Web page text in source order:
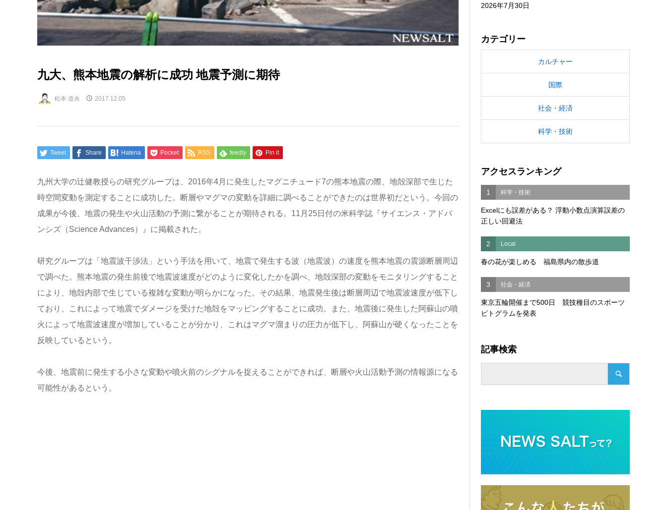
九大、熊本地震の解析に成功 地震予測に期待
松本 道央 2017.12.05
Tweet Share Hatena Pocket RSS feedly Pin it
九州大学の辻健教授らの研究グループは、2016年4月に発生したマグニチュード7の熊本地震の際、地殻深部で生じた
時空間変動を測定することに成功した。断層やマグマの変動を詳細に調べることができたのは世界初だという。今回の
成果が今後、地震の発生や火山活動の予測に繋がることが期待される。11月25日付の米科学誌『サイエンス・アドバ
ンシズ（Science Advances）』に掲載された。
研究グループは「地震波干渉法」という手法を用いて、地震で発生する波（地震波）の速度を熊本地震の震源断層周辺
で調べた。熊本地震の発生前後で地震波速度がどのように変化したかを調べ、地殻深部の変動をモニタリングすること
により、地殻内部で生じている複雑な変動が明らかになった。その結果、地震発生後は断層周辺で地震波速度が低下し
ており、これによって地震でダメージを受けた地殻をマッピングすることに成功。また、地震後に発生した阿蘇山の噴
火によって地震波速度が増加していることが分かり、これはマグマ溜まりの圧力が低下し、阿蘇山が硬くなったことを
反映しているという。
今後、地震前に発生する小さな変動や噴火前のシグナルを捉えることができれば、断層や火山活動予測の情報源になる
可能性があるという。
2026年7月30日
カテゴリー
カルチャー
国際
社会・経済
科学・技術
アクセスランキング
1 科学・技術
Excelにも誤差がある？ 浮動小数点演算誤差の
正しい回避法
2 Local
春の花が楽しめる 福島県内の散歩道
3 社会・経済
東京五輪開催まで500日 競技種目のスポーツ
ピトグラムを発表
記事検索